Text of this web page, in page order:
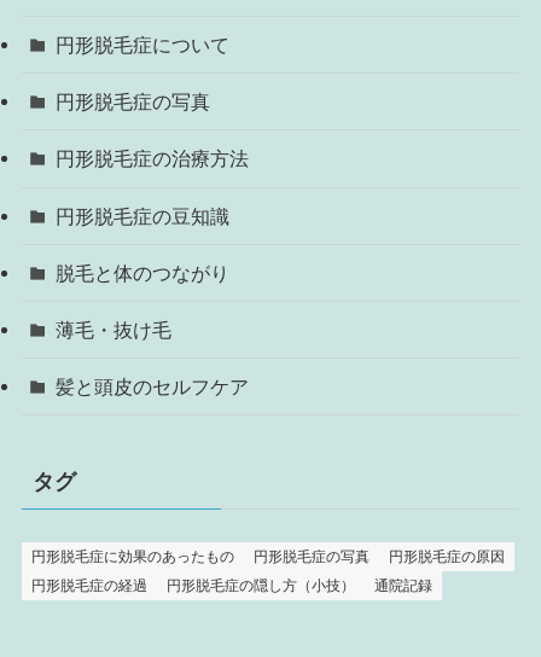
円形脱毛症について
円形脱毛症の写真
円形脱毛症の治療方法
円形脱毛症の豆知識
脱毛と体のつながり
薄毛・抜け毛
髪と頭皮のセルフケア
タグ
円形脱毛症に効果のあったもの 円形脱毛症の写真
円形脱毛症の原因
円形脱毛症の経過
円形脱毛症の隠し方（小技） 通院記録